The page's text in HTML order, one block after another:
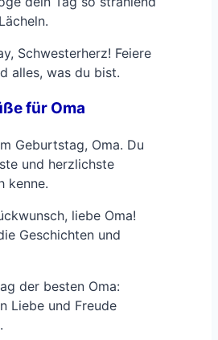
Schwesterherz! Feiere
alles, was du bist.
für Oma
Geburtstag, Oma. Du
und herzlichste
kenne.
liebe Oma!
Geschichten und
der besten Oma:
Liebe und Freude